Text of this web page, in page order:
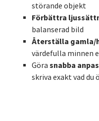
störande objekt
Förbättra
balanserad bild
Återställa
värdefulla minnen
Göra snabba
skriva exakt vad du